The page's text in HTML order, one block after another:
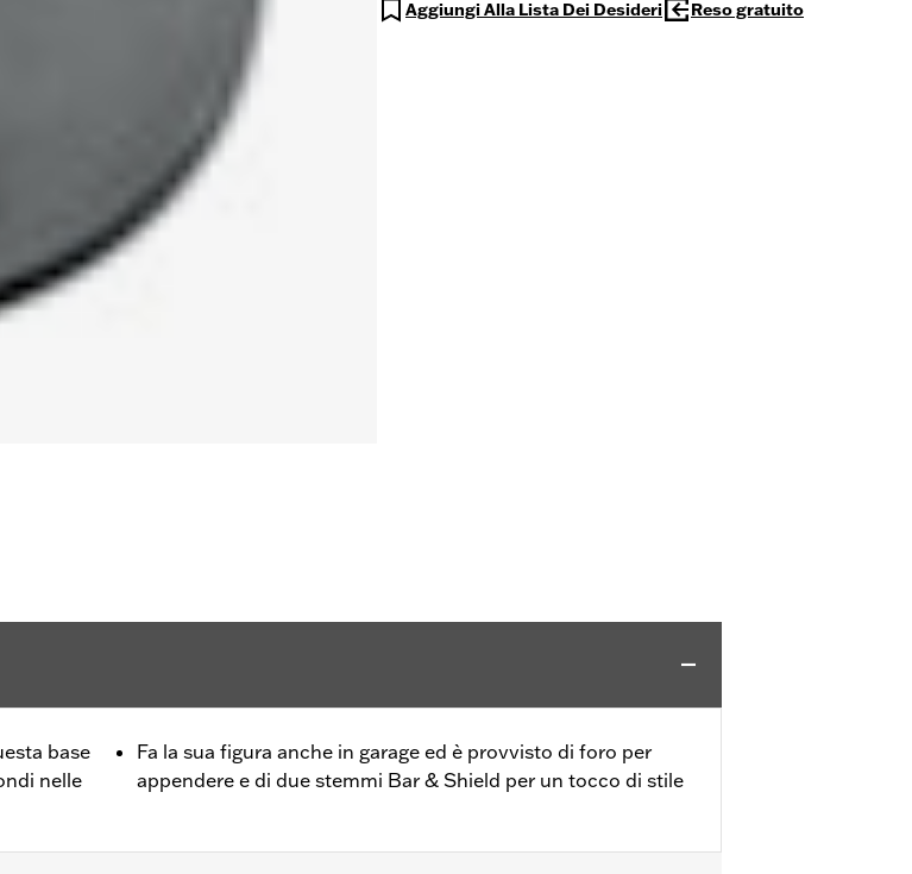
Aggiungi Alla Lista Dei Desideri Reso gratuito
base
nelle
Fa la sua figura anche in garage ed è provvisto di foro per
appendere e di due stemmi Bar & Shield per un tocco di stile